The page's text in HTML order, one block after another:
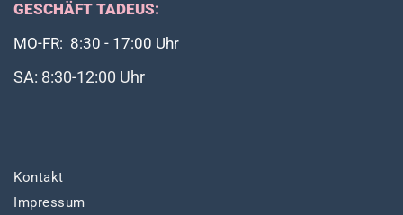
GESCHÄFT TADEUS:
MO-FR: 8:30 - 17:00 Uhr
SA: 8:30-12:00 Uhr
Kontakt
Impressum